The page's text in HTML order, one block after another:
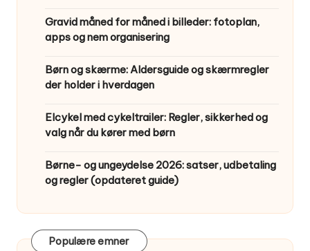
Gravid måned for måned i billeder: fotoplan,
apps og nem organisering
Børn og skærme: Aldersguide og skærmregler
der holder i hverdagen
Elcykel med cykeltrailer: Regler, sikkerhed og
valg når du kører med børn
Børne- og ungeydelse 2026: satser, udbetaling
og regler (opdateret guide)
Populære emner